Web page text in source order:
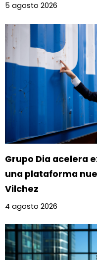
5 agosto 2026
Grupo Dia acelera
una plataforma
Vilchez
4 agosto 2026